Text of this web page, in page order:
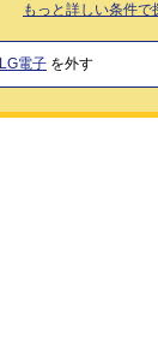
もっと詳しい条件で
LG電子 を外す